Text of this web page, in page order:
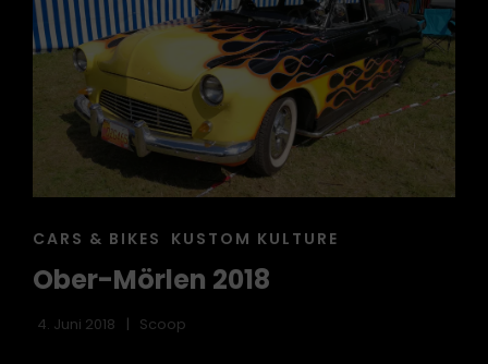
CAT
CARS & BIKES KUSTOM KULTURE
Ober-Mörlen 2018
4. Juni 2018 Scoop